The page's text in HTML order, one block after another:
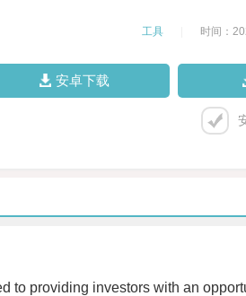
工具 时间：
安卓下载
to providing investors with an